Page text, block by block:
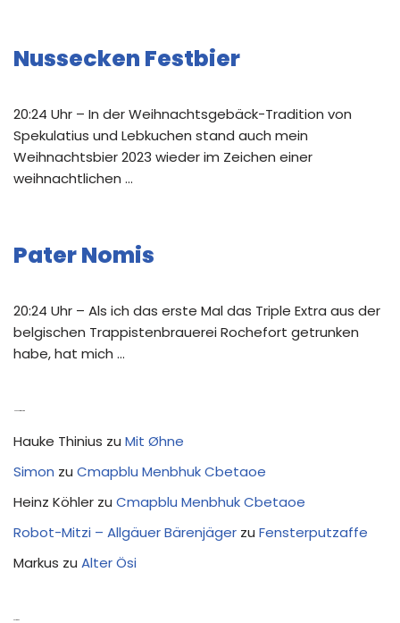
Nussecken Festbier
20:24 Uhr – In der Weihnachtsgebäck-Tradition von
Spekulatius und Lebkuchen stand auch mein
Weihnachtsbier 2023 wieder im Zeichen einer
weihnachtlichen …
Pater Nomis
20:24 Uhr – Als ich das erste Mal das Triple Extra aus der
belgischen Trappistenbrauerei Rochefort getrunken
habe, hat mich …
Hauke Thinius zu Mit Øhne
Simon zu Cmapblu Menbhuk Cbetaoe
Heinz Köhler zu Cmapblu Menbhuk Cbetaoe
Robot-Mitzi – Allgäuer Bärenjäger zu Fensterputzaffe
Markus zu Alter Ösi